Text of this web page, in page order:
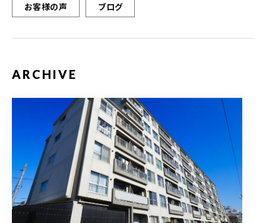
お客様の声 ブログ
ARCHIVE